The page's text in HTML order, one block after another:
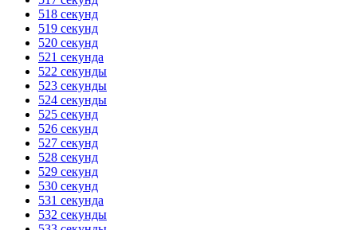
518 секунд
519 секунд
520 секунд
521 секунда
522 секунды
523 секунды
524 секунды
525 секунд
526 секунд
527 секунд
528 секунд
529 секунд
530 секунд
531 секунда
532 секунды